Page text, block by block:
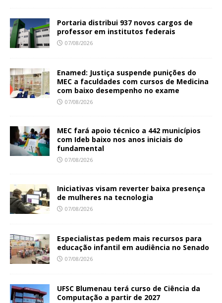
Portaria distribui 937 novos cargos de
professor em institutos federais
07/08/2026
Enamed: Justiça suspende punições do
MEC a faculdades com cursos de Medicina
com baixo desempenho no exame
07/08/2026
MEC fará apoio técnico a 442 municípios
com Ideb baixo nos anos iniciais do
fundamental
07/08/2026
Iniciativas visam reverter baixa presença
de mulheres na tecnologia
07/08/2026
Especialistas pedem mais recursos para
educação infantil em audiência no Senado
07/08/2026
UFSC Blumenau terá curso de Ciência da
Computação a partir de 2027